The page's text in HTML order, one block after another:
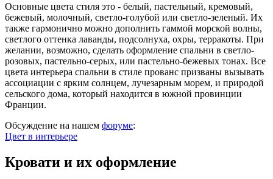
Основные цвета стиля это - белый, пастельный, кремовый,
бежевый, молочный, светло-голубой или светло-зеленый. Их
также гармонично можно дополнить гаммой морской волны,
светлого оттенка лаванды, подсолнуха, охры, терракоты. При
желании, возможно, сделать оформление спальни в светло-
розовых, пастельно-серых, или пастельно-бежевых тонах. Все
цвета интерьера спальни в стиле прованс призваны вызывать
ассоциации с ярким солнцем, лучезарным морем, и природой
сельского дома, который находится в южной провинции
Франции.
Обсуждение на нашем форуме:
Цвет в интерьере
Кровати и их оформление